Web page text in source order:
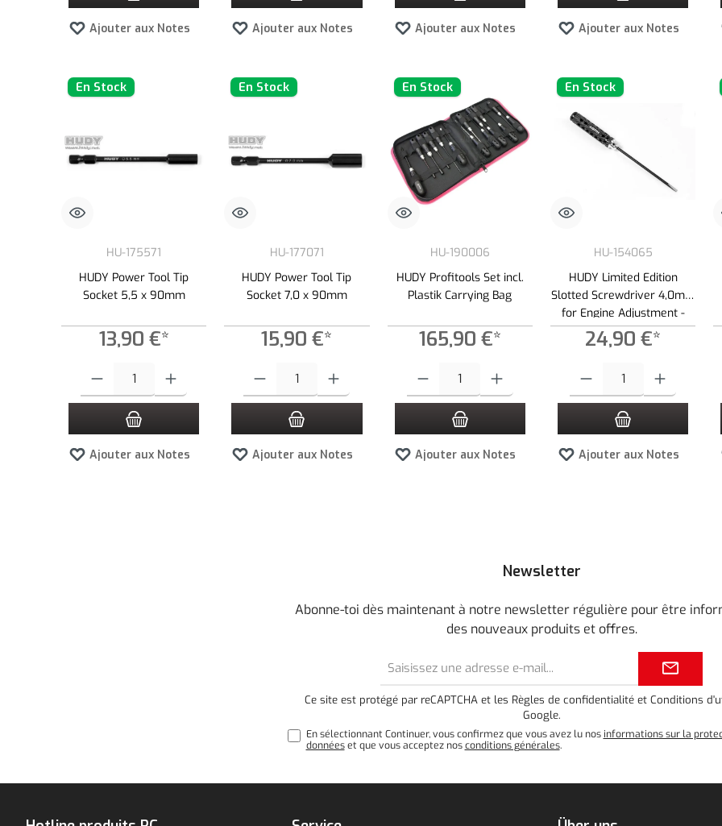
Ajouter aux Notes Ajouter aux Notes Ajouter aux Notes Ajouter aux Notes
En Stock
HU-175571
HUDY Power Tool Tip
Socket 5,5 x 90mm
13,90 €*
Ajouter aux Notes
En Stock
HU-177071
HUDY Power Tool Tip
Socket 7,0 x 90mm
15,90 €*
Ajouter aux Notes
En Stock
HU-190006
HUDY Profitools Set incl.
Plastik Carrying Bag
165,90 €*
Ajouter aux Notes
En Stock
HU-154065
HUDY Limited Edition
Slotted Screwdriver 4,0mm
for Engine Adjustment -
Long Ver.
24,90 €*
Ajouter aux Notes
Newsletter
Abonne-toi dès maintenant à notre newsletter régulière pour être
des nouveaux produits et offres.
e-
Ce site est protégé par reCAPTCHA et les Règles de confidentialitéet Conditions
Google.
En sélectionnant Continuer, vous confirmez que vous avez lu nosinformations sur la
donnéeset que vous acceptez nosconditions générales.